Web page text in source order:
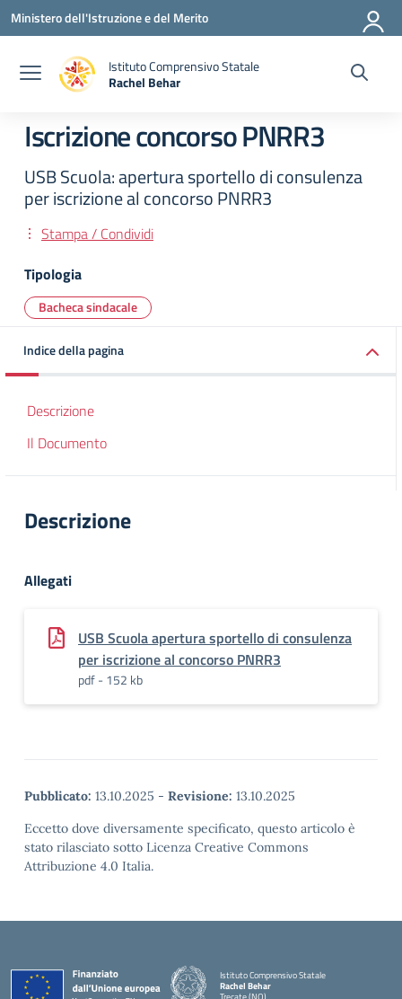
Vai ai contenuti
Vai al menu di navigazione
Vai al footer
Ministero dell'Istruzione e del Merito
Istituto Comprensivo Statale
Rachel Behar
Iscrizione concorso PNRR3
USB Scuola: apertura sportello di consulenza
per iscrizione al concorso PNRR3
Stampa / Condividi
Tipologia
Bacheca sindacale
Indice della pagina
Descrizione
Il Documento
Descrizione
Allegati
USB Scuola apertura sportello di consulenza
per iscrizione al concorso PNRR3
pdf - 152 kb
Pubblicato: 13.10.2025 - Revisione: 13.10.2025
Eccetto dove diversamente specificato, questo articolo è
stato rilasciato sotto Licenza Creative Commons
Attribuzione 4.0 Italia.
Istituto Comprensivo Statale
Rachel Behar
Trecate (NO)